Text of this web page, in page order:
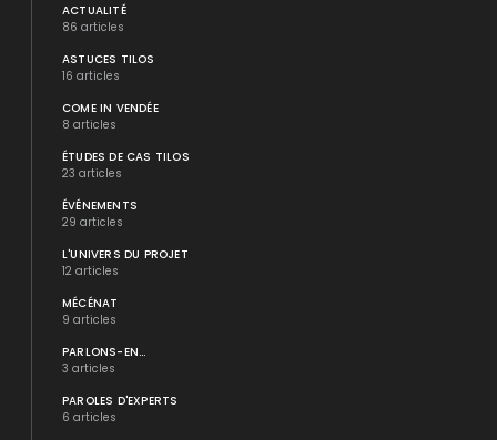
ACTUALITÉ
86 articles
ASTUCES TILOS
16 articles
COME IN VENDÉE
8 articles
ÉTUDES DE CAS TILOS
23 articles
ÉVÉNEMENTS
29 articles
L'UNIVERS DU PROJET
12 articles
MÉCÉNAT
9 articles
PARLONS-EN...
3 articles
PAROLES D'EXPERTS
6 articles